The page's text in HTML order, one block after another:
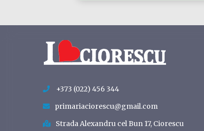
+373 (022) 456 344
primariaciorescu@gmail.com
Strada Alexandru cel Bun 17, Ciorescu